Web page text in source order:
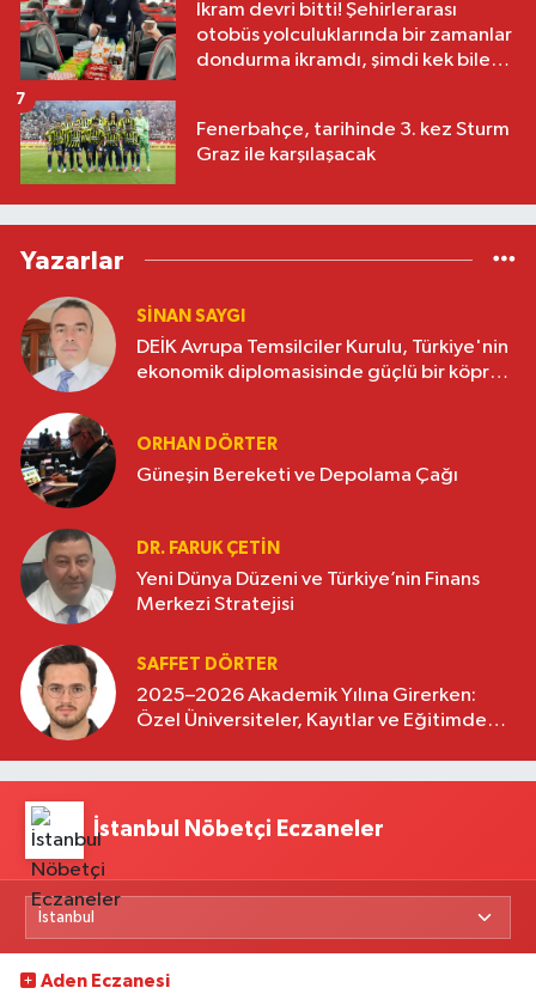
İkram devri bitti! Şehirlerarası
otobüs yolculuklarında bir zamanlar
dondurma ikramdı, şimdi kek bile
Fenerbahçe, tarihinde 3. kez Sturm
Graz ile karşılaşacak
7
Yazarlar
SINAN SAYGI
DEİK Avrupa Temsilciler Kurulu, Türkiye'nin
ekonomik diplomasisinde güçlü bir köprü
ORHAN DÖRTER
Güneşin Bereketi ve Depolama Çağı
DR. FARUK ÇETİN
Yeni Dünya Düzeni ve Türkiye’nin Finans
Merkezi Stratejisi
SAFFET DÖRTER
2025–2026 Akademik Yılına Girerken:
Özel Üniversiteler, Kayıtlar ve Eğitimde
İstanbul Nöbetçi Eczaneler
Aden Eczanesi